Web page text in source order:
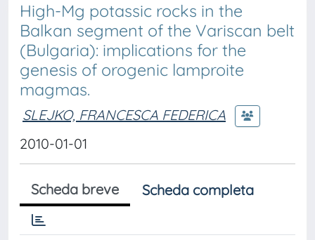
High-Mg potassic rocks in the
Balkan segment of the Variscan belt
(Bulgaria): implications for the
genesis of orogenic lamproite
magmas.
SLEJKO, FRANCESCA FEDERICA
2010-01-01
Scheda breve Scheda completa